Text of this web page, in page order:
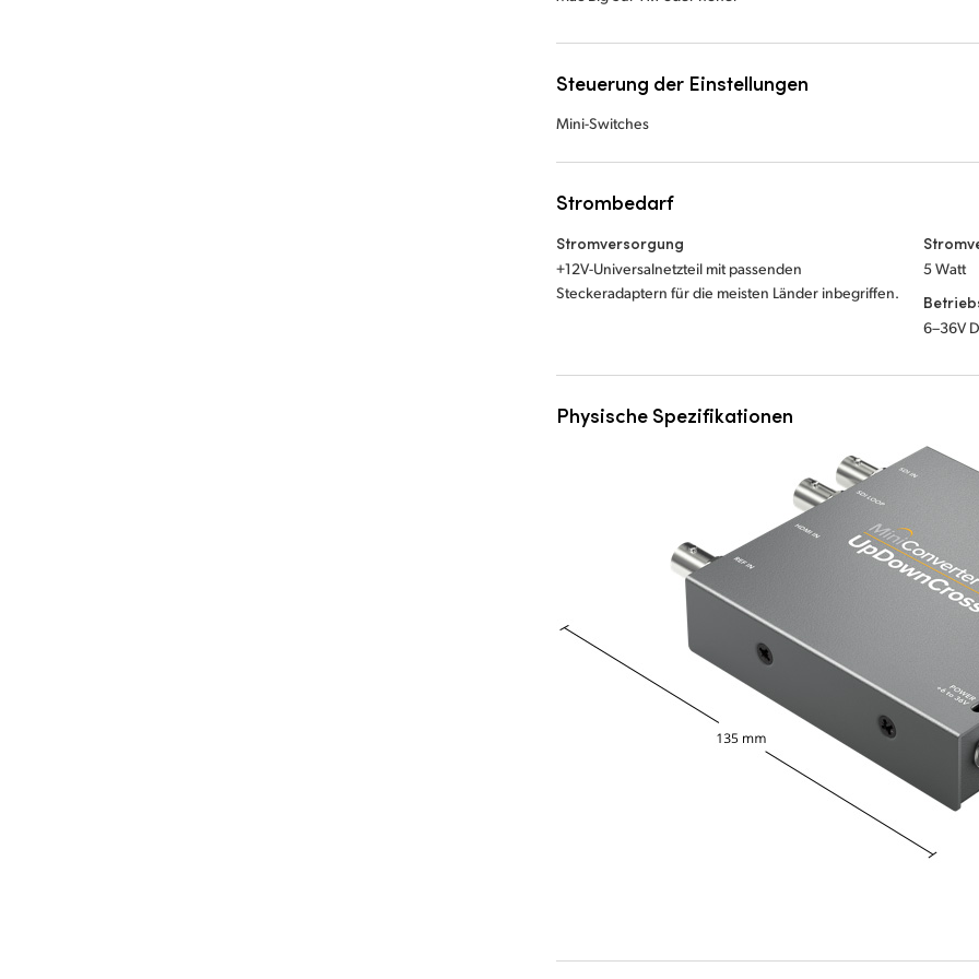
Steuerung der Einstellungen
Mini-Switches
Strombedarf
Stromversorgung
+12V-Universalnetzteil mit passenden
Steckeradaptern für die meisten Länder inbegriffen.
5 Watt
6–36V
Physische Spezifikationen